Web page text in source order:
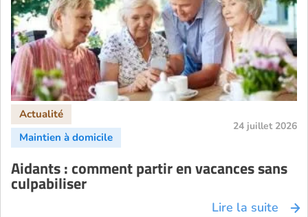
24 juillet 2026
Aidants : comment partir en vacances sans
culpabiliser
Lire la suite